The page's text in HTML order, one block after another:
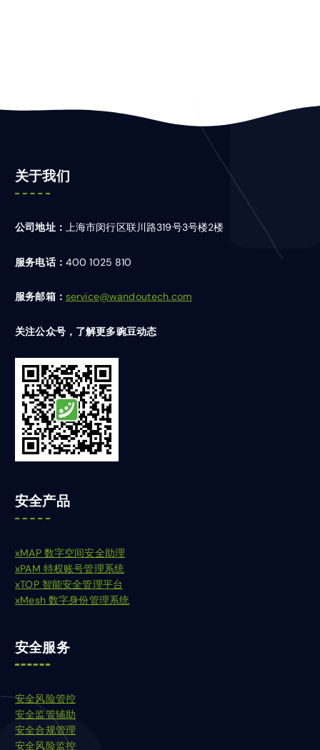
关于我们
公司地址： 上海市闵行区联川路319号3号楼2楼
服务电话： 400 1025 810
服务邮箱： service@wandoutech.com
关注公众号，了解更多豌豆动态
安全产品
xMAP 数字空间安全助理
xPAM 特权账号管理系统
xTOP 智能安全管理平台
xMesh 数字身份管理系统
安全服务
安全风险管控
安全监管辅助
安全合规管理
安全风险监控